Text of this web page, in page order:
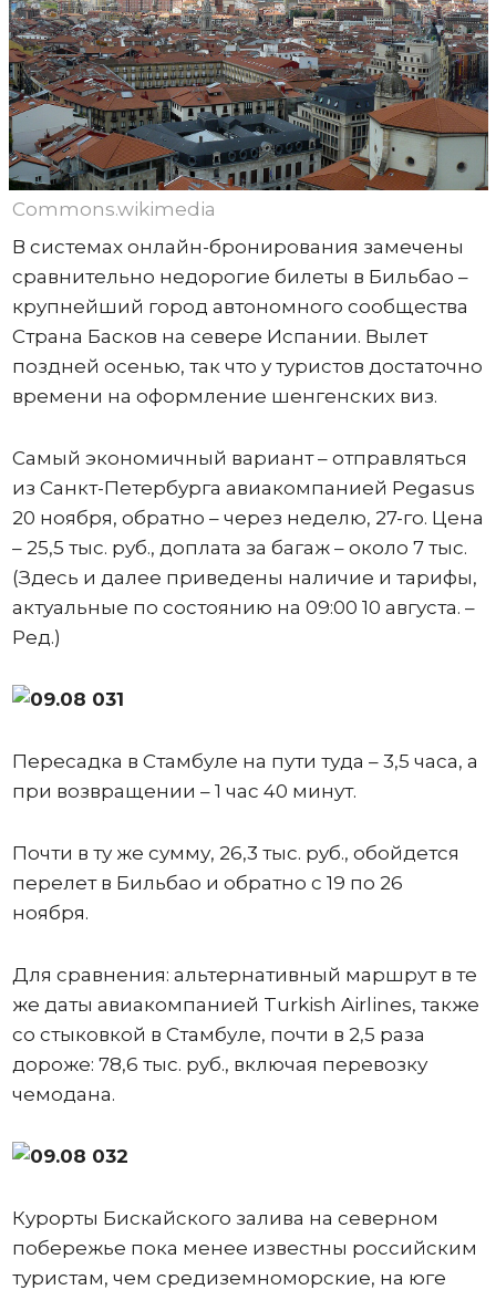
Commons.wikimedia
В системах онлайн-бронирования замечены
сравнительно недорогие билеты в Бильбао –
крупнейший город автономного сообщества
Страна Басков на севере Испании. Вылет
поздней осенью, так что у туристов достаточно
времени на оформление шенгенских виз.
Самый экономичный вариант – отправляться
из Санкт-Петербурга авиакомпанией Pegasus
20 ноября, обратно – через неделю, 27-го. Цена
– 25,5 тыс. руб., доплата за багаж – около 7 тыс.
(Здесь и далее приведены наличие и тарифы,
актуальные по состоянию на 09:00 10 августа. –
Ред.)
Пересадка в Стамбуле на пути туда – 3,5 часа, а
при возвращении – 1 час 40 минут.
Почти в ту же сумму, 26,3 тыс. руб., обойдется
перелет в Бильбао и обратно с 19 по 26
ноября.
Для сравнения: альтернативный маршрут в те
же даты авиакомпанией Turkish Airlines, также
со стыковкой в Стамбуле, почти в 2,5 раза
дороже: 78,6 тыс. руб., включая перевозку
чемодана.
Курорты Бискайского залива на северном
побережье пока менее известны российским
туристам, чем средиземноморские, на юге